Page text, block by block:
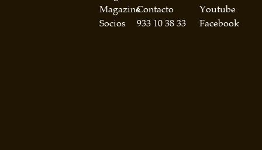
Magazine
Socios
Contacto
933 10 38 33
Youtube
Facebook